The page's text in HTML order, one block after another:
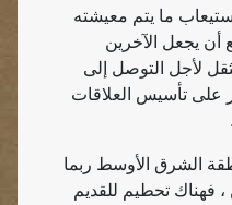
ما يتم معيشته
يجعل الآخرين
لأجل التوصل إلى
على تأسيس العلاقات
الشرق الأوسط ربما
فهناك تحطيم للقديم